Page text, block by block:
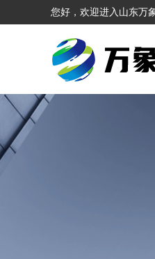
您好，欢迎进入山东万